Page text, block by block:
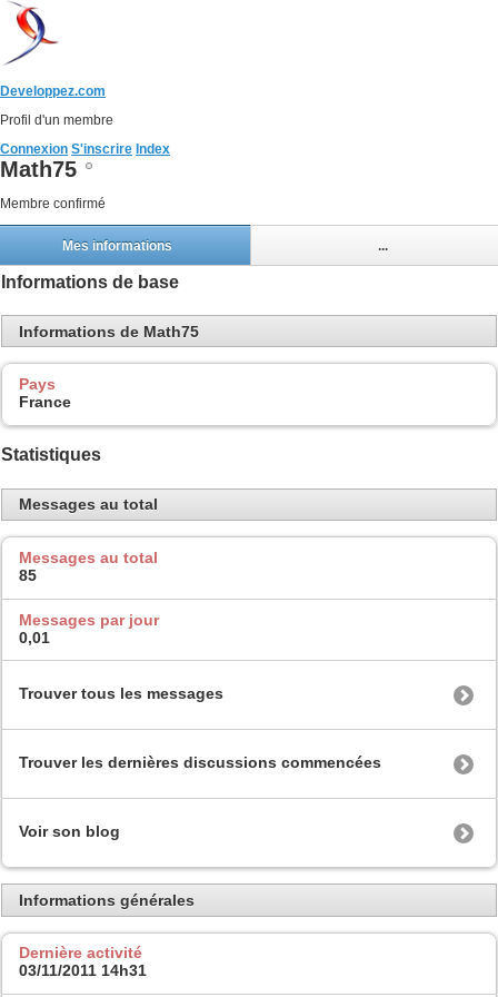
Developpez.com
Profil d'un membre
Connexion S'inscrire Index
Math75
Membre confirmé
Mes informations ...
Informations de base
Informations de Math75
Pays
France
Statistiques
Messages au total
Messages au total
85
Messages par jour
0,01
Trouver tous les messages
Trouver les dernières discussions commencées
Voir son blog
Informations générales
Dernière activité
03/11/2011 14h31